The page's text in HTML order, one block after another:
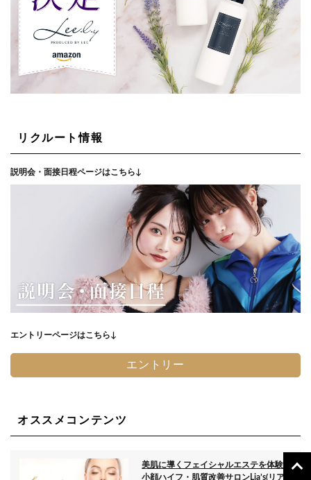
リクルート情報
説明会・面接日程ページはこちら↓
エントリーページはこちら↓
エントリー
オススメコンテンツ
美肌に導くフェイシャルエステを体験！
小顔ハイフ・肌質改善サロンLia’s(リア